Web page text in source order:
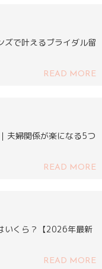
ズで叶えるブライダル留
READ MORE
夫婦関係が楽になる5つ
READ MORE
いくら？【2026年最新
READ MORE